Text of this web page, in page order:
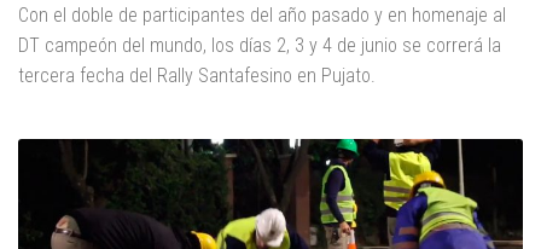
Con el doble de participantes del año pasado y en homenaje al
DT campeón del mundo, los días 2, 3 y 4 de junio se correrá la
tercera fecha del Rally Santafesino en Pujato.